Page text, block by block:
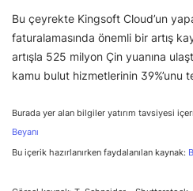
Bu çeyrekte Kingsoft Cloud’un
faturalamasında önemli bir artış
artışla 525 milyon Çin yuanına
kamu bulut hizmetlerinin 39%’unu
Burada yer alan bilgiler yatırım tavsiyesi
Beyanı
Bu içerik hazırlanırken faydalanılan kaynak: